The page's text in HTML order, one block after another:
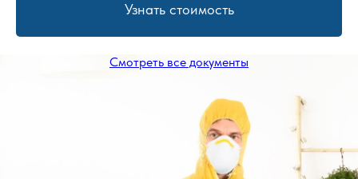
Узнать стоимость
Смотреть все документы